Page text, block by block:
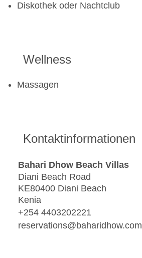
Diskothek oder Nachtclub
Wellness
Massagen
Kontaktinformationen
Bahari Dhow Beach Villas
Diani Beach Road
KE80400 Diani Beach
Kenia
+254 4403202221
reservations@baharidhow.com